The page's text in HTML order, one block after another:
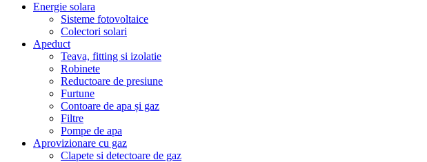
Energie solara
Sisteme fotovoltaice
Colectori solari
Apeduct
Teava, fitting si izolatie
Robinete
Reductoare de presiune
Furtune
Contoare de apa și gaz
Filtre
Pompe de apa
Aprovizionare cu gaz
Clapete si detectoare de gaz